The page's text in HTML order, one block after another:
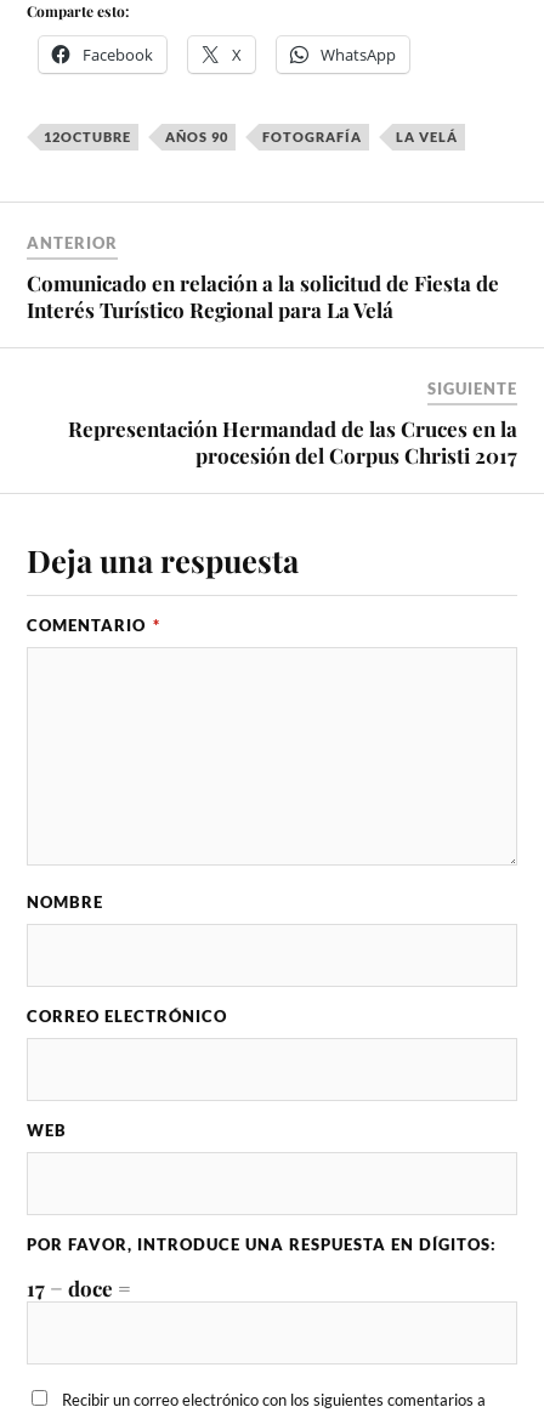
Comparte esto:
Facebook X WhatsApp
12OCTUBRE AÑOS 90 FOTOGRAFÍA LA VELÁ
ANTERIOR
Comunicado en relación a la solicitud de Fiesta de
Interés Turístico Regional para La Velá
SIGUIENTE
Representación Hermandad de las Cruces en la
procesión del Corpus Christi 2017
Deja una respuesta
COMENTARIO *
NOMBRE
CORREO ELECTRÓNICO
WEB
POR FAVOR, INTRODUCE UNA RESPUESTA EN DÍGITOS:
17 − doce =
Recibir un correo electrónico con los siguientes comentarios a